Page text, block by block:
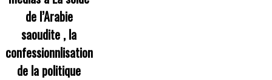
de l’Arabie
saoudite , la
confessionnlisation
de la politique